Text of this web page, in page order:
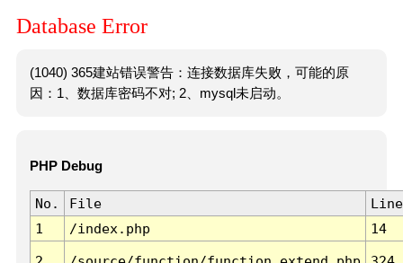
Database Error
(1040) 365建站错误警告：连接数据库失败，可能的原
因：1、数据库密码不对; 2、mysql未启动。
PHP Debug
No. File
Line
1
/index.php 14